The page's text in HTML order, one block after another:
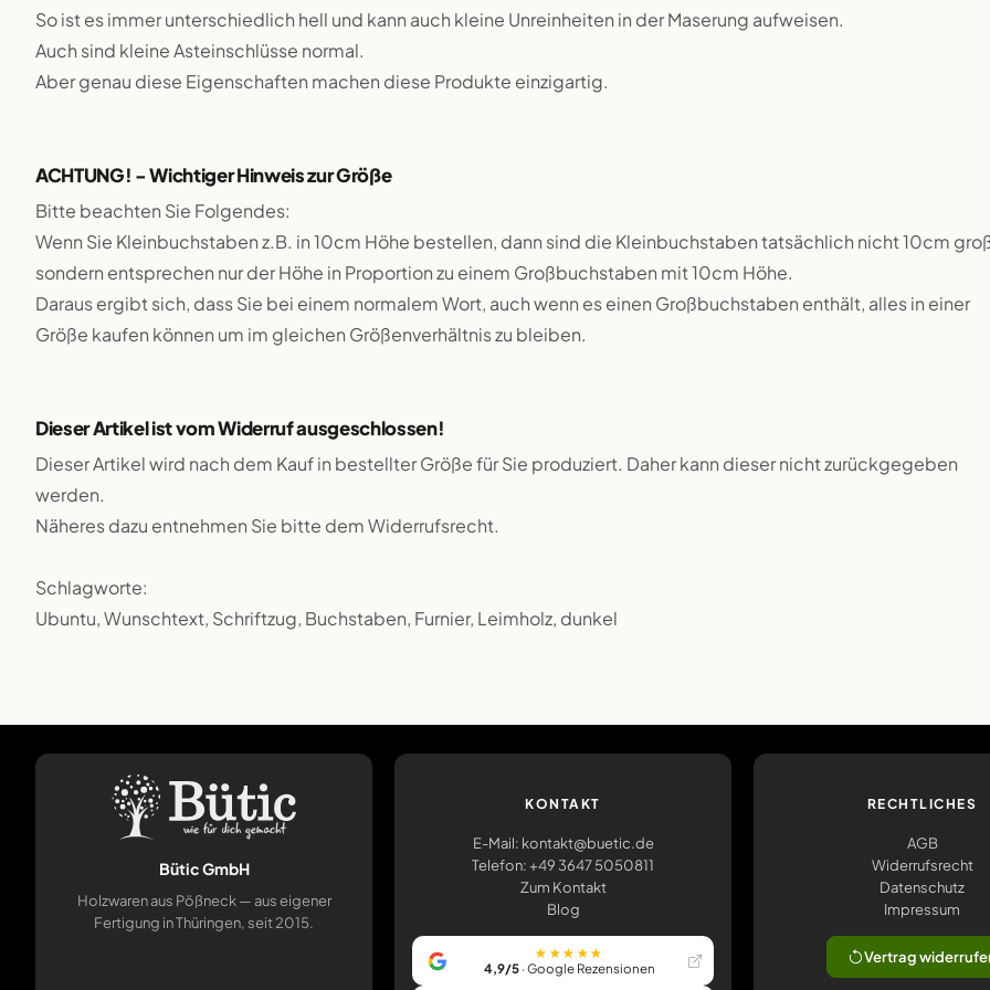
So ist es immer unterschiedlich hell und kann auch kleine Unreinheiten in der Maserung aufweisen.
Auch sind kleine Asteinschlüsse normal.
Aber genau diese Eigenschaften machen diese Produkte einzigartig.
ACHTUNG! - Wichtiger Hinweis zur Größe
Bitte beachten Sie Folgendes:
Wenn Sie Kleinbuchstaben z.B. in 10cm Höhe bestellen, dann sind die Kleinbuchstaben tatsächlich nicht 10cm
sondern entsprechen nur der Höhe in Proportion zu einem Großbuchstaben mit 10cm Höhe.
Daraus ergibt sich, dass Sie bei einem normalem Wort, auch wenn es einen Großbuchstaben enthält, alles in einer
Größe kaufen können um im gleichen Größenverhältnis zu bleiben.
Dieser Artikel ist vom Widerruf ausgeschlossen!
Dieser Artikel wird nach dem Kauf in bestellter Größe für Sie produziert. Daher kann dieser nicht zurückgegeben
werden.
Näheres dazu entnehmen Sie bitte dem Widerrufsrecht.
Schlagworte:
Ubuntu, Wunschtext, Schriftzug, Buchstaben, Furnier, Leimholz, dunkel
Bütic GmbH
Holzwaren aus Pößneck — aus eigener
Fertigung in Thüringen, seit 2015.
KONTAKT
E-Mail: kontakt@buetic.de
Telefon: +49 3647 5050811
Zum Kontakt
Blog
★★★★★
4,9/5 · Google Rezensionen
RECHTLICHES
AGB
Widerrufsrecht
Datenschutz
Impressum
Vertrag